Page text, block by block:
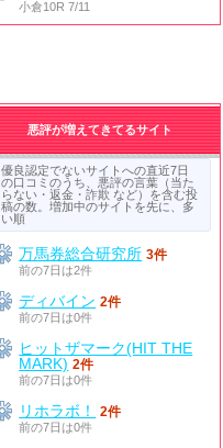
小倉10R 7/11
悪評が増えてきてるサイト
優良認定でないサイトへの直近7日
の口コミのうち、悪評の言葉（当た
らない・返金・詐欺 など）を含む投
稿の数。増加中のサイトを先に、多
い順
万馬券総合研究所 3件
前の7日は2件
ディバイン 2件
前の7日は0件
ヒットザマーク(HIT THE
MARK) 2件
前の7日は0件
リホラボ！
2件
前の7日は0件